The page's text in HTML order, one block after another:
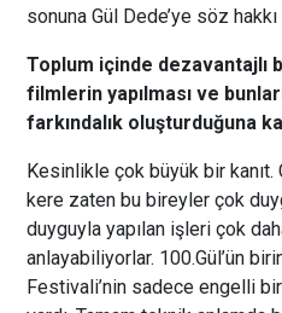
sonuna Gül Dede’ye söz
Toplum içinde dezavantajlı
filmlerin yapılması ve
farkındalık oluşturduğuna
Kesinlikle çok büyük bir
kere zaten bu bireyler çok
duyguyla yapılan işleri çok
anlayabiliyorlar. 100.Gül’ün
Festivali’nin sadece engelli